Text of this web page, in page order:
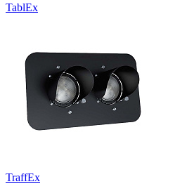
TablEx
TraffEx